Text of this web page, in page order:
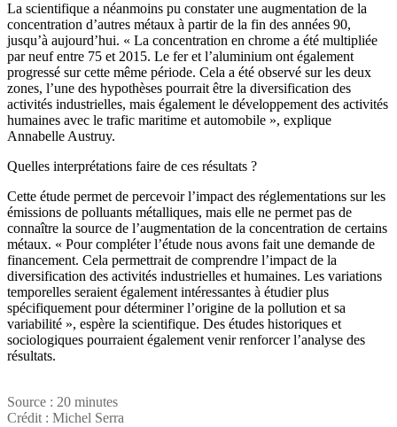
La scientifique a néanmoins pu constater une augmentation de la
concentration d’autres métaux à partir de la fin des années 90,
jusqu’à aujourd’hui. « La concentration en chrome a été multipliée
par neuf entre 75 et 2015. Le fer et l’aluminium ont également
progressé sur cette même période. Cela a été observé sur les deux
zones, l’une des hypothèses pourrait être la diversification des
activités industrielles, mais également le développement des activités
humaines avec le trafic maritime et automobile », explique
Annabelle Austruy.
Quelles interprétations faire de ces résultats ?
Cette étude permet de percevoir l’impact des réglementations sur les
émissions de polluants métalliques, mais elle ne permet pas de
connaître la source de l’augmentation de la concentration de certains
métaux. « Pour compléter l’étude nous avons fait une demande de
financement. Cela permettrait de comprendre l’impact de la
diversification des activités industrielles et humaines. Les variations
temporelles seraient également intéressantes à étudier plus
spécifiquement pour déterminer l’origine de la pollution et sa
variabilité », espère la scientifique. Des études historiques et
sociologiques pourraient également venir renforcer l’analyse des
résultats.
Source : 20 minutes
Crédit : Michel Serra